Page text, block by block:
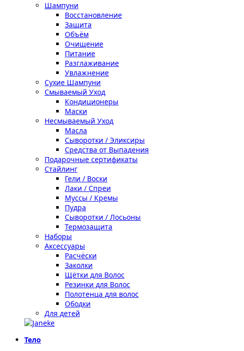
Шампуни
Восстановление
Защита
Объём
Очищение
Питание
Разглаживание
Увлажнение
Сухие Шампуни
Смываемый Уход
Кондиционеры
Маски
Несмываемый Уход
Масла
Сыворотки / Эликсиры
Средства от Выпадения
Подарочные сертификаты
Стайлинг
Гели / Воски
Лаки / Спреи
Муссы / Кремы
Пудра
Сыворотки / Лосьоны
Термозащита
Наборы
Аксессуары
Расчёски
Заколки
Щётки для Волос
Резинки для Волос
Полотенца для волос
Ободки
Для детей
Тело